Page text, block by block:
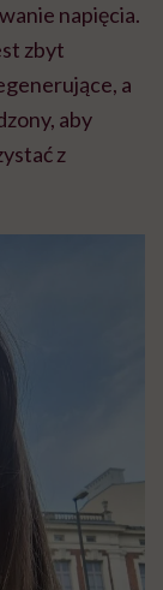
napięcia.
zbyt
a
aby
z